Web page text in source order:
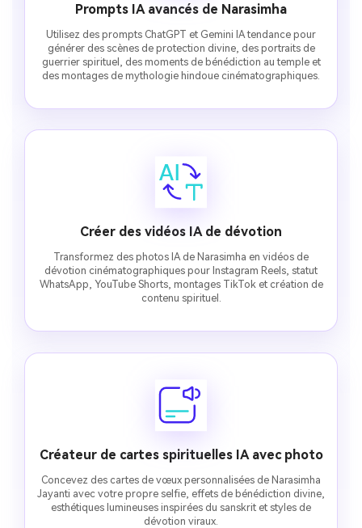
Prompts IA avancés de Narasimha
Utilisez des prompts ChatGPT et Gemini IA tendance pour
générer des scènes de protection divine, des portraits de
guerrier spirituel, des moments de bénédiction au temple et
des montages de mythologie hindoue cinématographiques.
Créer des vidéos IA de dévotion
Transformez des photos IA de Narasimha en vidéos de
dévotion cinématographiques pour Instagram Reels, statut
WhatsApp, YouTube Shorts, montages TikTok et création de
contenu spirituel.
Créateur de cartes spirituelles IA avec photo
Concevez des cartes de vœux personnalisées de Narasimha
Jayanti avec votre propre selfie, effets de bénédiction divine,
esthétiques lumineuses inspirées du sanskrit et styles de
dévotion viraux.